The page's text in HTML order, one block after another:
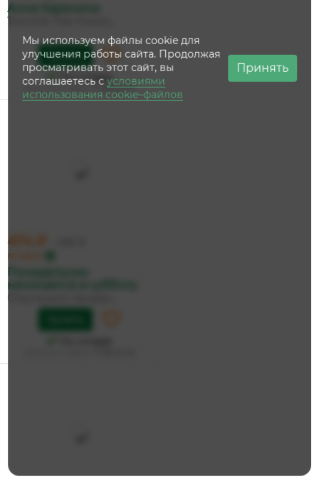
Анна Каренина
Толстой Лев Никол...
Купить
На складе
Дата доставки:11 августа
474 ₽
по карте
начинается в субботу
Стругацкие Аркади...
Мы используем файлы cookie для
улучшения работы сайта. Продолжая
просматривать этот сайт, вы
соглашаетесь сусловиями
использования cookie–файлов
Принять